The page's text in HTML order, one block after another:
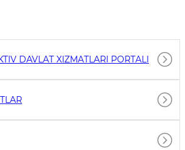
DAVLAT XIZMATLARI PORTALI